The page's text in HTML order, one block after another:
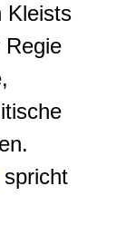
Kleists
Regie
spricht